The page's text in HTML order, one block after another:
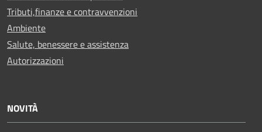
Tributi,finanze e contravvenzioni
Ambiente
Salute, benessere e assistenza
Autorizzazioni
NOVITÀ